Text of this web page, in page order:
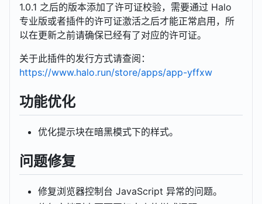
1.0.1 之后的版本添加了许可证校验，需要通过 Halo
专业版或者插件的许可证激活之后才能正常启用，所
以在更新之前请确保已经有了对应的许可证。
关于此插件的发行方式请查阅：
https://www.halo.run/store/apps/app-yffxw
功能优化
优化提示块在暗黑模式下的样式。
问题修复
修复浏览器控制台 JavaScript 异常的问题。